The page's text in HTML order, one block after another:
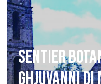
Sentier
Ghjuvanni di